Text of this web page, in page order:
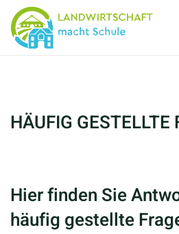
Skip to main content
HÄUFIG
Hier finden Sie
häufig gestellte